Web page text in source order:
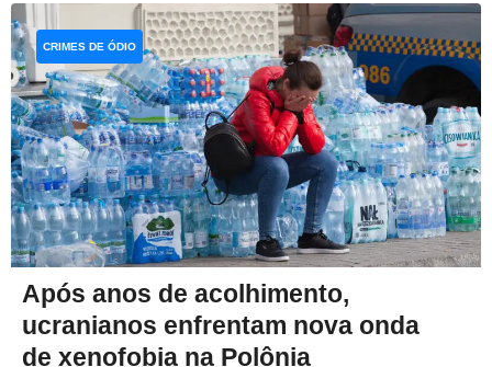
Após anos de acolhimento,
ucranianos enfrentam nova onda
de xenofobia na Polônia
CRIMES DE ÓDIO